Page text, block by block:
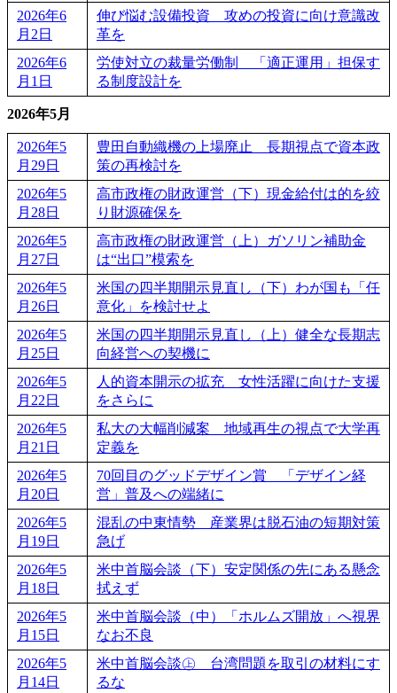
2026年6
月2日
伸び悩む設備投資 攻めの投資に向け意識改
革を
2026年6
月1日
労使対立の裁量労働制 「適正運用」担保す
る制度設計を
2026年5月
2026年5
月29日
豊田自動織機の上場廃止 長期視点で資本政
策の再検討を
2026年5
月28日
高市政権の財政運営（下）現金給付は的を絞
り財源確保を
2026年5
月27日
高市政権の財政運営（上）ガソリン補助金
は“出口”模索を
2026年5
月26日
米国の四半期開示見直し（下）わが国も「任
意化」を検討せよ
2026年5
月25日
米国の四半期開示見直し（上）健全な長期志
向経営への契機に
2026年5
月22日
人的資本開示の拡充 女性活躍に向けた支援
をさらに
2026年5
月21日
私大の大幅削減案 地域再生の視点で大学再
定義を
2026年5
月20日
70回目のグッドデザイン賞 「デザイン経
営」普及への端緒に
2026年5
月19日
混乱の中東情勢 産業界は脱石油の短期対策
急げ
2026年5
月18日
米中首脳会談（下）安定関係の先にある懸念
拭えず
2026年5
月15日
米中首脳会談（中）「ホルムズ開放」へ視界
なお不良
2026年5
月14日
米中首脳会談㊤ 台湾問題を取引の材料にす
るな